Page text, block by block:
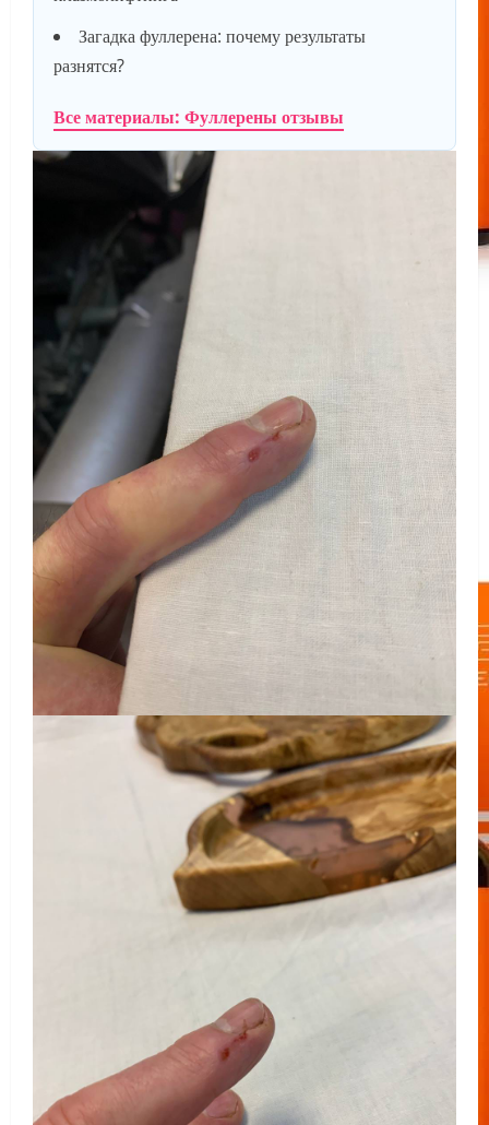
Загадка фуллерена: почему результаты
разнятся?
Все материалы: Фуллерены отзывы